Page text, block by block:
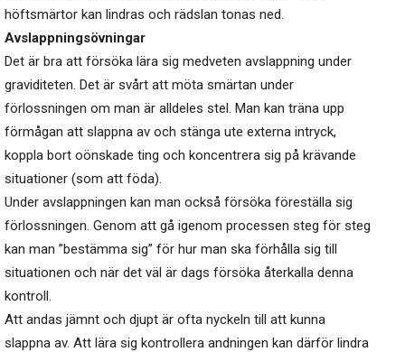
höftsmärtor kan lindras och rädslan tonas ned.
Avslappningsövningar
Det är bra att försöka lära sig medveten avslappning under
graviditeten. Det är svårt att möta smärtan under
förlossningen om man är alldeles stel. Man kan träna upp
förmågan att slappna av och stänga ute externa intryck,
koppla bort oönskade ting och koncentrera sig på krävande
situationer (som att föda).
Under avslappningen kan man också försöka föreställa sig
förlossningen. Genom att gå igenom processen steg för steg
kan man ”bestämma sig” för hur man ska förhålla sig till
situationen och när det väl är dags försöka återkalla denna
kontroll.
Att andas jämnt och djupt är ofta nyckeln till att kunna
slappna av. Att lära sig kontrollera andningen kan därför lindra